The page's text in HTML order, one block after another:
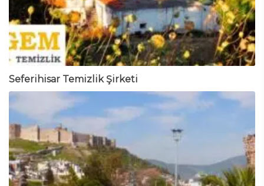
Seferihisar Temizlik Şirketi